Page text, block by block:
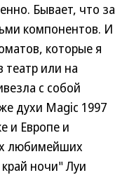
Бывает, что за
компонентов. И
которые я
театр или на
с собой
духи Magic 1997
и Европе и
любимейших
ночи" Луи